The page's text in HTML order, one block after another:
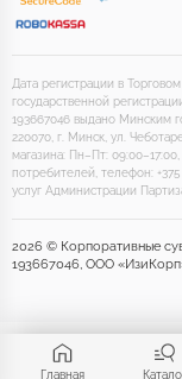
Главная
Дата регистрации в
государственной
193667046 выдано Минским
220070, г. Минск, ул.
магазина: Пн–Пт:
потребителей, телефон:
услуг Администрации
2026 © Корпоративные
193667046, ООО